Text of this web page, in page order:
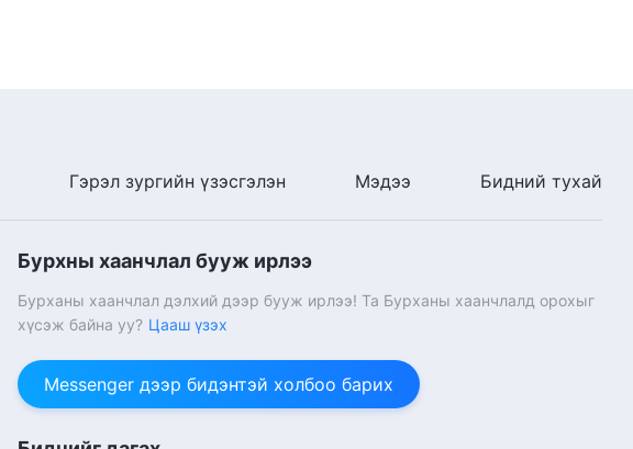
Гэрэл зургийн үзэсгэлэн Мэдээ Бидний тухай
Бурхны хаанчлал бууж ирлээ
Бурханы хаанчлал дэлхий дээр бууж ирлээ! Та Бурханы хаанчлалд орохыг
хүсэж байна уу? Цааш үзэх
Messenger дээр бидэнтэй холбоо барих